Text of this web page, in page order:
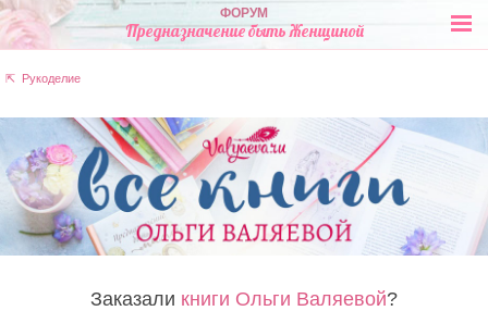
ФОРУМ
Предназначение быть Женщиной
⇱ Рукоделие
Заказали книги Ольги Валяевой?